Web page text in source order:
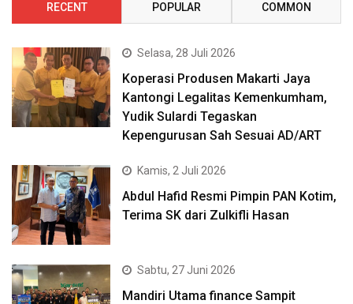
RECENT POPULAR COMMON
Selasa, 28 Juli 2026
Koperasi Produsen Makarti Jaya
Kantongi Legalitas Kemenkumham,
Yudik Sulardi Tegaskan
Kepengurusan Sah Sesuai AD/ART
Kamis, 2 Juli 2026
Abdul Hafid Resmi Pimpin PAN Kotim,
Terima SK dari Zulkifli Hasan
Sabtu, 27 Juni 2026
Mandiri Utama finance Sampit